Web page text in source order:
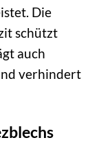
Die
schützt
auch
verhindert